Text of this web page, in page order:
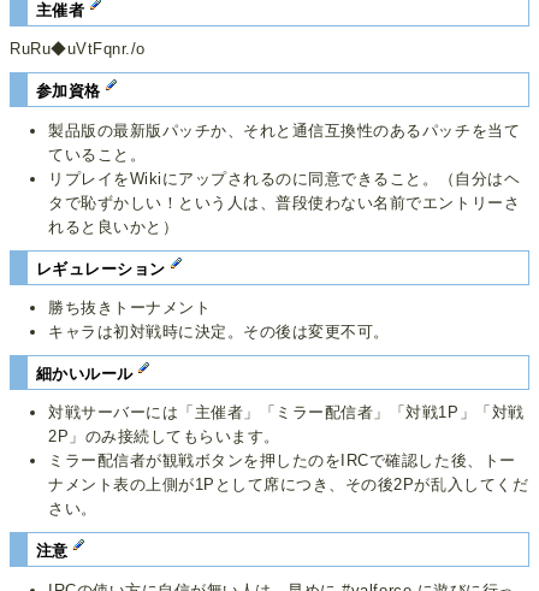
主催者
RuRu◆uVtFqnr./o
参加資格
製品版の最新版パッチか、それと通信互換性のあるパッチを当て
ていること。
リプレイをWikiにアップされるのに同意できること。（自分はヘ
タで恥ずかしい！という人は、普段使わない名前でエントリーさ
れると良いかと）
レギュレーション
勝ち抜きトーナメント
キャラは初対戦時に決定。その後は変更不可。
細かいルール
対戦サーバーには「主催者」「ミラー配信者」「対戦1P」「対戦
2P」のみ接続してもらいます。
ミラー配信者が観戦ボタンを押したのをIRCで確認した後、トー
ナメント表の上側が1Pとして席につき、その後2Pが乱入してくだ
さい。
注意